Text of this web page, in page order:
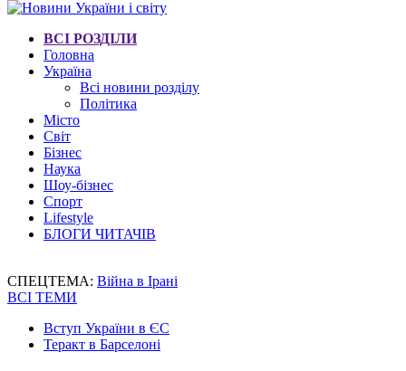
ВСІ РОЗДІЛИ
Головна
Україна
Всі новини розділу
Політика
Місто
Світ
Бізнес
Наука
Шоу-бізнес
Спорт
Lifestyle
БЛОГИ ЧИТАЧІВ
СПЕЦТЕМА: Війна в Ірані
ВСІ ТЕМИ
Вступ України в ЄС
Теракт в Барселоні